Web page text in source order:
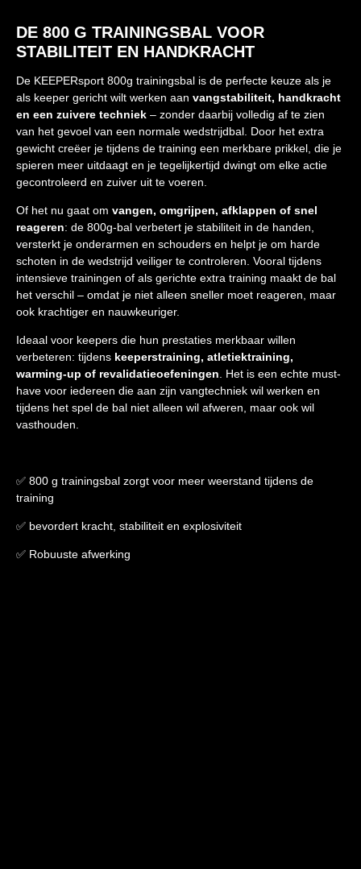
DE 800 G TRAININGSBAL VOOR
STABILITEIT EN HANDKRACHT
De KEEPERsport 800g trainingsbal is de perfecte keuze als je
als keeper gericht wilt werken aan vangstabiliteit, handkracht
en een zuivere techniek – zonder daarbij volledig af te zien
van het gevoel van een normale wedstrijdbal. Door het extra
gewicht creëer je tijdens de training een merkbare prikkel, die je
spieren meer uitdaagt en je tegelijkertijd dwingt om elke actie
gecontroleerd en zuiver uit te voeren.
Of het nu gaat om vangen, omgrijpen, afklappen of snel
reageren: de 800g-bal verbetert je stabiliteit in de handen,
versterkt je onderarmen en schouders en helpt je om harde
schoten in de wedstrijd veiliger te controleren. Vooral tijdens
intensieve trainingen of als gerichte extra training maakt de bal
het verschil – omdat je niet alleen sneller moet reageren, maar
ook krachtiger en nauwkeuriger.
Ideaal voor keepers die hun prestaties merkbaar willen
verbeteren: tijdens keeperstraining, atletiektraining,
warming-up of revalidatieoefeningen . Het is een echte must-
have voor iedereen die aan zijn vangtechniek wil werken en
tijdens het spel de bal niet alleen wil afweren, maar ook wil
vasthouden.
✅ 800 g trainingsbal zorgt voor meer weerstand tijdens de
training
✅ bevordert kracht, stabiliteit en explosiviteit
✅ Robuuste afwerking